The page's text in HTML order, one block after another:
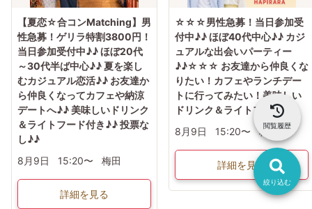
絞り込む
閲覧履歴
【夏恋☆合コンMatching】男
性急募！ゲリラ特割3800円！
当日参加受付中♪♪ ほぼ20代
～30代半ば中心♪♪ 夏を楽し
むカジュアル恋活♪♪ お友達か
ら仲良くなってカフェや納涼
デートへ♪♪ 美味しいドリンク
＆ライトフード付き♪♪ 投票な
し♪♪
8月9日
15:20〜 梅田
詳細を見る
☆☆☆男性急募！当日参加受
付中♪♪ ほぼ40代中心♪♪ カジ
ュアルな出会いパーティー
♪♪☆☆☆ お友達から仲良くな
りたい！カフェやランチデー
トに行ってみたい！美味しい
ドリンク＆ライトフード付
8月9日
15:20〜 梅田
詳細を見る